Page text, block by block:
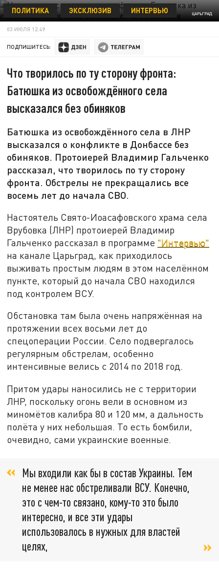
ЦАРЬГРАД
ПОЛИТИКА ЭКСКЛЮЗИВ ИНТЕРВЬЮ
03 ИЮЛЯ 12:49
ПОДПИШИТЕСЬ:
Что творилось по ту сторону фронта:
Батюшка из освобождённого села
высказался без обиняков
Батюшка из освобождённого села в ЛНР
высказался о конфликте в Донбассе без
обиняков. Протоиерей Владимир Гальченко
рассказал, что творилось по ту сторону
фронта. Обстрелы не прекращались все
восемь лет до начала СВО.
Настоятель Свято-Иоасафовского храма села
Врубовка (ЛНР) протоиерей Владимир
Гальченко рассказал в программе "Интервью"
на канале Царьград, как приходилось
выживать простым людям в этом населённом
пункте, который до начала СВО находился
под контролем ВСУ.
Обстановка там была очень напряжённая на
протяжении всех восьми лет до
спецоперации России. Село подвергалось
регулярным обстрелам, особенно
интенсивные велись с 2014 по 2018 год.
Притом удары наносились не с территории
ЛНР, поскольку огонь вели в основном из
миномётов калибра 80 и 120 мм, а дальность
полёта у них небольшая. То есть бомбили,
очевидно, сами украинские военные.
Мы входили как бы в состав Украины. Тем
не менее нас обстреливали ВСУ. Конечно,
это с чем-то связано, кому-то это было
интересно, и все эти удары
использовалось в нужных для властей
целях,